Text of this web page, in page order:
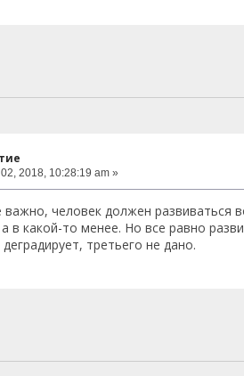
2018, 10:28:19 am »
человек должен развиваться
в какой-то менее. Но все равно
третьего не дано.